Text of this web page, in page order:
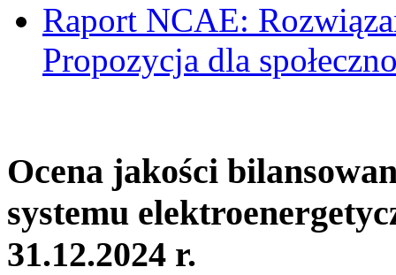
Raport NCAE:
Propozycja dla
Ocena jakości
systemu
31.12.2024 r.